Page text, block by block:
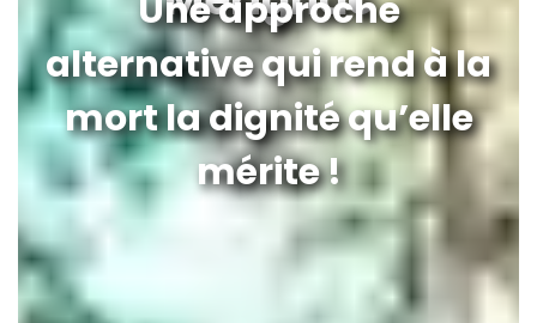
Une approche
alternative qui rend à la
mort la dignité qu’elle
mérite !